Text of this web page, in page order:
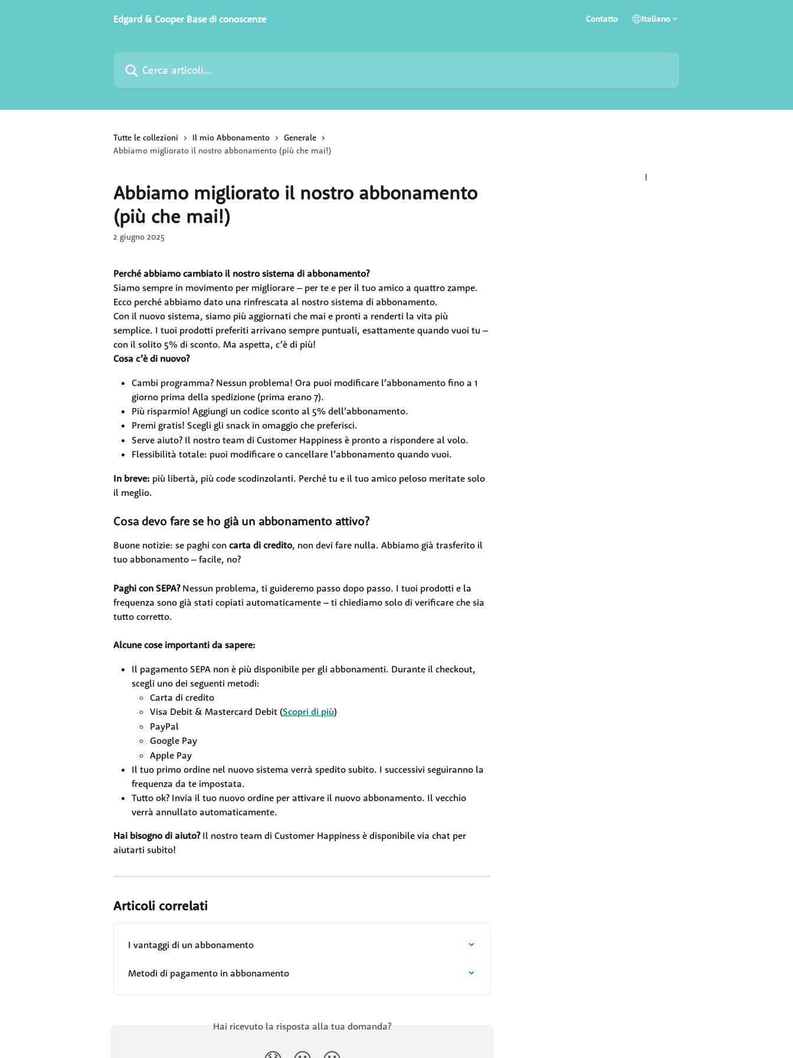
Edgard & Cooper Base di conoscenze
Contatto Italiano
Cerca articoli…
Tutte le collezioni Il mio Abbonamento
Generale
Abbiamo migliorato il nostro abbonamento (più che mai!)
Abbiamo migliorato il nostro abbonamento
(più che mai!)
2 giugno 2025
Perché abbiamo cambiato il nostro sistema di abbonamento?
Siamo sempre in movimento per migliorare – per te e per il tuo amico a quattro zampe.
Ecco perché abbiamo dato una rinfrescata al nostro sistema di abbonamento.
Con il nuovo sistema, siamo più aggiornati che mai e pronti a renderti la vita più
semplice. I tuoi prodotti preferiti arrivano sempre puntuali, esattamente quando vuoi tu –
con il solito 5% di sconto. Ma aspetta, c’è di più!
Cosa c’è di nuovo?
Cambi programma? Nessun problema! Ora puoi modificare l’abbonamento fino a 1
giorno prima della spedizione (prima erano 7).
Più risparmio! Aggiungi un codice sconto al 5% dell’abbonamento.
Premi gratis! Scegli gli snack in omaggio che preferisci.
Serve aiuto? Il nostro team di Customer Happiness è pronto a rispondere al volo.
Flessibilità totale: puoi modificare o cancellare l’abbonamento quando vuoi.
In breve: più libertà, più code scodinzolanti. Perché tu e il tuo amico peloso meritate solo
il meglio.
Cosa devo fare se ho già un abbonamento attivo?
Buone notizie: se paghi con carta di credito, non devi fare nulla. Abbiamo già trasferito il
tuo abbonamento – facile, no?
Paghi con SEPA? Nessun problema, ti guideremo passo dopo passo. I tuoi prodotti e la
frequenza sono già stati copiati automaticamente – ti chiediamo solo di verificare che sia
tutto corretto.
Alcune cose importanti da sapere:
Il pagamento SEPA non è più disponibile per gli abbonamenti. Durante il checkout,
scegli uno dei seguenti metodi:
Carta di credito
Visa Debit & Mastercard Debit (Scopri di più)
PayPal
Google Pay
Apple Pay
Il tuo primo ordine nel nuovo sistema verrà spedito subito. I successivi seguiranno la
frequenza da te impostata.
Tutto ok? Invia il tuo nuovo ordine per attivare il nuovo abbonamento. Il vecchio
verrà annullato automaticamente.
Hai bisogno di aiuto? Il nostro team di Customer Happiness è disponibile via chat per
aiutarti subito!
Articoli correlati
I vantaggi di un abbonamento
Metodi di pagamento in abbonamento
Hai ricevuto la risposta alla tua domanda?